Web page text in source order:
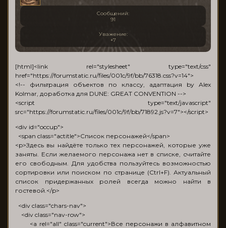
Сообщений:
91
Уважение:
+7
[html]<link rel="stylesheet" type="text/css"
href="https://forumstatic.ru/files/001c/9f/bb/76318.css?v=14">
<!-- фильтрация объектов по классу, адаптация by Alex
Kolmar, доработка для DUNE: GREAT CONVENTION -->
<script type="text/javascript"
src="https://forumstatic.ru/files/001c/9f/bb/71892.js?v=7"></script>
<div id="occup">
<span class="actitle">Список персонажей</span>
<p>Здесь вы найдёте только тех персонажей, которые уже
заняты. Если желаемого персонажа нет в списке, считайте
его свободным. Для удобства пользуйтесь возможностью
сортировки или поиском по странице (Ctrl+F). Актуальный
список придержанных ролей всегда можно найти в
гостевой.</p>
<div class="chars-nav">
<div class="nav-row">
<a rel="all" class="current">Все персонажи в алфавитном